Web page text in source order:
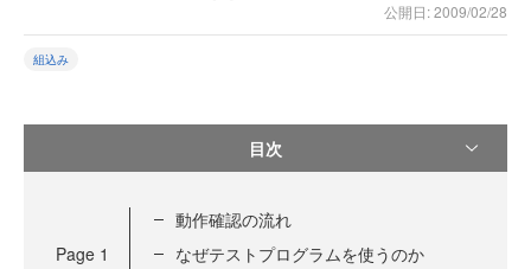
公開日: 2009/02/28
組込み
目次
Page 1
動作確認の流れ
なぜテストプログラムを使うのか